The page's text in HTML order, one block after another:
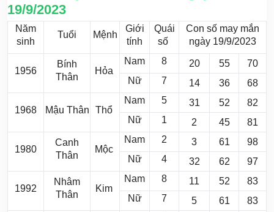
19/9/2023
Năm
sinh
Tuổi Mệnh
Giới
tính
Quái
số
Con số may mắn
ngày 19/9/2023
1956
Bính
Thân
Hỏa
Nam 8 20 55
70
Nữ
7 14 36 68
1968 Mậu Thân Thổ
Nam 5 31 52
82
Nữ
1 2 45 81
1980
Canh
Thân
Mộc
Nam 2 3 61
98
Nữ
4 32 62 97
1992
Nhâm
Thân
Kim
Nam 8 11 52
83
Nữ
7 5 61 83